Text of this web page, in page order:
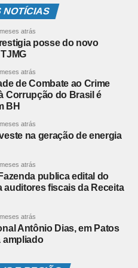
a história seria bem
em um futuro distópico
país é obrigada a se mudar
da realização de uma
a perspectiva de
interpretados
Enoch. Vale ressaltar
esses atores ao
como estes, sendo
as cenas de dor
por Alfred Enoch, dignas
se entrega ao seu
válida até mesmo a
Adam Driver em História
foi indicado ao mesmo
NOTÍCIAS
atrás
posse do novo
atrás
de Combate ao Crime
Corrupção do Brasil é
BH
atrás
na geração de energia
atrás
publica edital do
auditores fiscais da Receita
atrás
Antônio Dias, em Patos
ampliado